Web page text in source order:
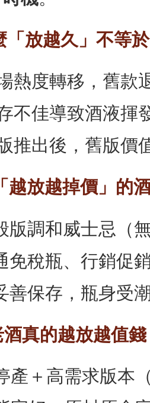
「放越久」不等
熱度轉移，舊款
不佳導致酒液揮
推出後，舊版價
越放越掉價」的
版調和威士忌（
免稅瓶、行銷促
善保存，瓶身受
酒真的越放越值
產＋高需求版本